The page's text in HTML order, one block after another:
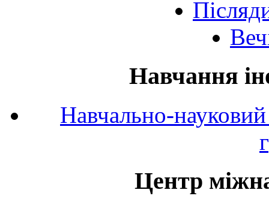
Навчання
Навчально-
Центр